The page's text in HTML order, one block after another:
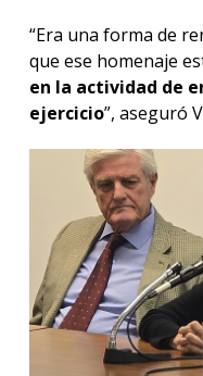
“Era una forma de
que ese homenaje
en la actividad de
ejercicio”, aseguró